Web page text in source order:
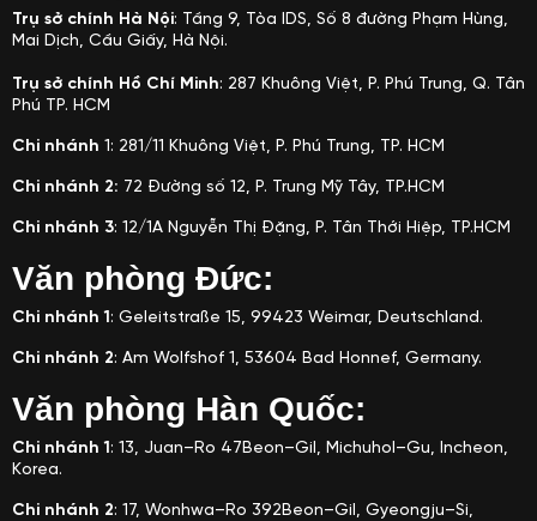
Trụ sở chính Hà Nội: Tầng 9, Tòa IDS, Số 8 đường Phạm Hùng,
Mai Dịch, Cầu Giấy, Hà Nội.
Trụ sở chính Hồ Chí Minh: 287 Khuông Việt, P. Phú Trung, Q. Tân
Phú TP. HCM
Chi nhánh 1: 281/11 Khuông Việt, P. Phú Trung, TP. HCM
Chi nhánh 2: 72 Đường số 12, P. Trung Mỹ Tây, TP.HCM
Chi nhánh 3: 12/1A Nguyễn Thị Đặng, P. Tân Thới Hiệp, TP.HCM
Văn phòng Đức:
Chi nhánh 1: Geleitstraße 15, 99423 Weimar, Deutschland.
Chi nhánh 2: Am Wolfshof 1, 53604 Bad Honnef, Germany.
Văn phòng Hàn Quốc:
Chi nhánh 1: 13, Juan–Ro 47Beon–Gil, Michuhol–Gu, Incheon,
Korea.
Chi nhánh 2: 17, Wonhwa–Ro 392Beon–Gil, Gyeongju–Si,